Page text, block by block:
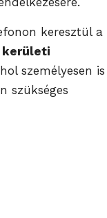
keresztül a
kerületi
személyesen is
szükséges